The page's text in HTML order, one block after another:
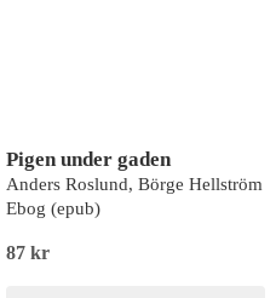
Pigen under gaden
Anders Roslund, Börge Hellström
Ebog (epub)
87 kr